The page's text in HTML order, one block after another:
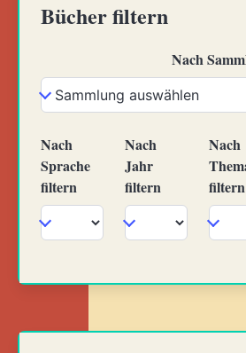
Bücher filtern
Nach
Nach
Sprache
filtern
Nach
Jahr
filtern
Nach
filtern